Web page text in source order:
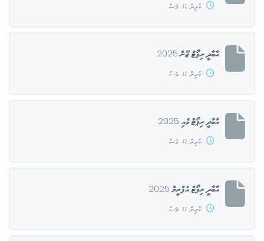
ކުރިން 11 މަސް
އާބާދީ ރިޕޯޓް ޖޫން 2025
ކުރިން 11 މަސް
އާބާދީ ރިޕޯޓް މެއި 2025
ކުރިން 11 މަސް
އާބާދީ ރިޕޯޓް އެޕްރީލް 2025
ކުރިން 11 މަސް